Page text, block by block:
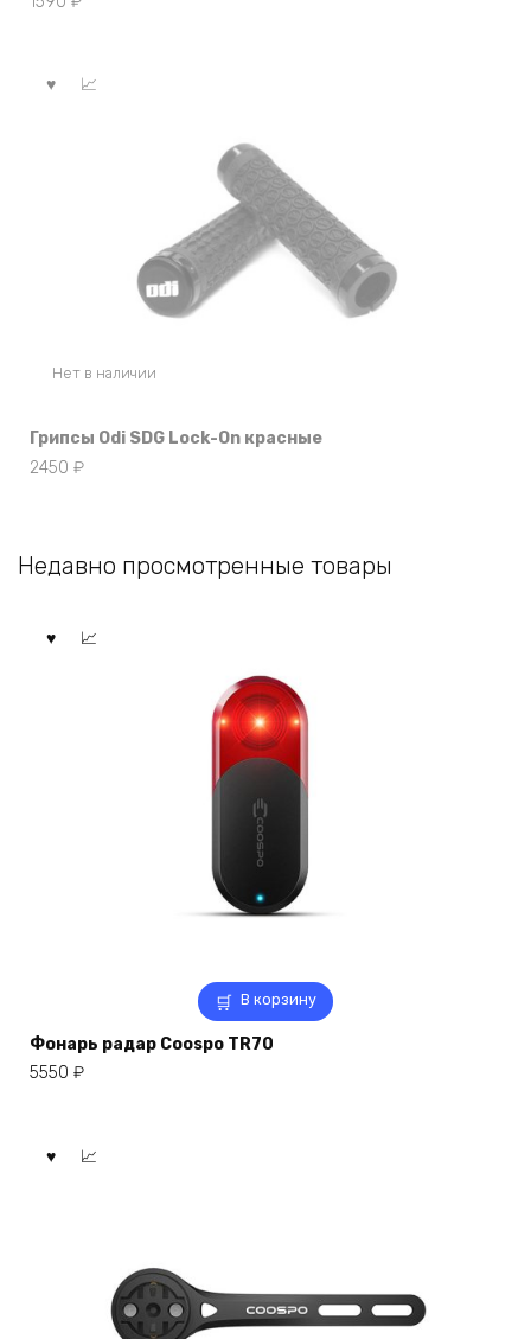
Нет в наличии
Грипсы Odi SDG Lock-On красные
2450 ₽
Недавно просмотренные товары
В корзину
Фонарь радар Coospo TR70
5550 ₽